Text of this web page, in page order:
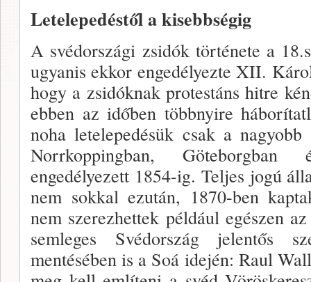
Letelepedéstől a kisebbségig
A svédországi zsidók története a
ugyanis ekkor engedélyezte XII.
hogy a zsidóknak protestáns hitre
ebben az időben többnyire
noha letelepedésük csak a
Norrkoppingban,
engedélyezett 1854-ig. Teljes jogú
nem sokkal ezután, 1870-ben
nem szerezhettek például egészen
semleges Svédország jelentős
mentésében is a Soá idején: Raul